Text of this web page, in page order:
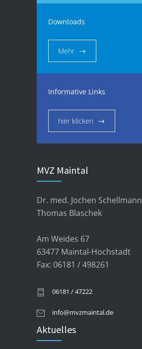
Downloads
Mehr
Informative Links
hier klicken
MVZ Maintal
Dr. med. Jochen Schellmann
Thomas Blaschek
Am Weides 67
63477 Maintal-Hochstadt
Fax: 06181 / 498261
06181 / 47222
info@mvzmaintal.de
Aktuelles